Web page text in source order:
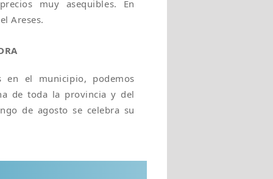
muy asequibles. En
Areses.
en el municipio, podemos
de toda la provincia y del
de agosto se celebra su